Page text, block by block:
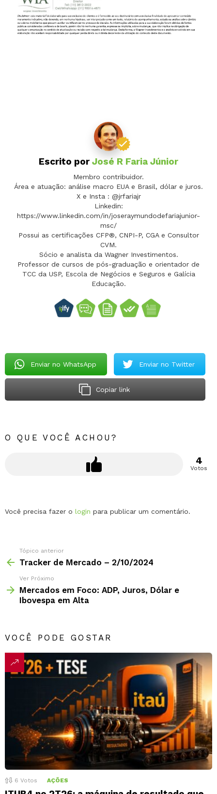
Escrito por José R Faria Júnior
Membro contribuidor.
Área e atuação: análise macro EUA e Brasil, dólar e juros.
X e Insta : @jrfariajr
Linkedin:
https://www.linkedin.com/in/joseraymundodefariajunior-
msc/
Possui as certificações CFP®, CNPI-P, CGA e Consultor
CVM.
Sócio e analista da Wagner Investimentos.
Professor de cursos de pós-graduação e orientador de
TCC da USP, Escola de Negócios e Seguros e Galícia
Educação.
Enviar no WhatsApp Enviar no Twitter
Copiar link
O QUE VOCÊ ACHOU?
4
Votos
Deixe
Você precisa fazer o login para publicar um comentário.
Tópico anterior
Tracker de Mercado – 2/10/2024
Ver Próximo
Mercados em Foco: ADP, Juros, Dólar e
Ibovespa em Alta
VOCÊ PODE GOSTAR
6 Votos AÇÕES